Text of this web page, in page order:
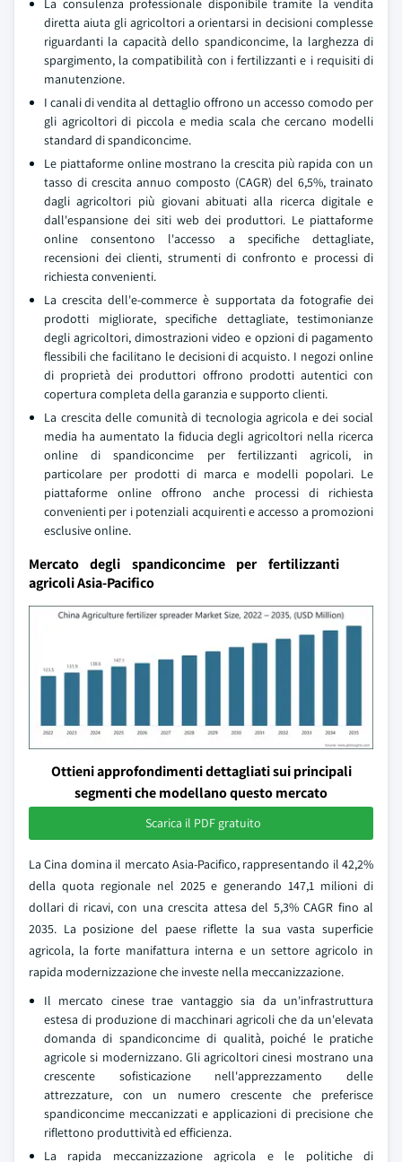
La consulenza professionale disponibile tramite la vendita
diretta aiuta gli agricoltori a orientarsi in decisioni complesse
riguardanti la capacità dello spandiconcime, la larghezza di
spargimento, la compatibilità con i fertilizzanti e i requisiti di
manutenzione.
I canali di vendita al dettaglio offrono un accesso comodo per
gli agricoltori di piccola e media scala che cercano modelli
standard di spandiconcime.
Le piattaforme online mostrano la crescita più rapida con un
tasso di crescita annuo composto (CAGR) del 6,5%, trainato
dagli agricoltori più giovani abituati alla ricerca digitale e
dall'espansione dei siti web dei produttori. Le piattaforme
online consentono l'accesso a specifiche dettagliate,
recensioni dei clienti, strumenti di confronto e processi di
richiesta convenienti.
La crescita dell'e-commerce è supportata da fotografie dei
prodotti migliorate, specifiche dettagliate, testimonianze
degli agricoltori, dimostrazioni video e opzioni di pagamento
flessibili che facilitano le decisioni di acquisto. I negozi online
di proprietà dei produttori offrono prodotti autentici con
copertura completa della garanzia e supporto clienti.
La crescita delle comunità di tecnologia agricola e dei social
media ha aumentato la fiducia degli agricoltori nella ricerca
online di spandiconcime per fertilizzanti agricoli, in
particolare per prodotti di marca e modelli popolari. Le
piattaforme online offrono anche processi di richiesta
convenienti per i potenziali acquirenti e accesso a promozioni
esclusive online.
Mercato degli spandiconcime per fertilizzanti
agricoli Asia-Pacifico
Ottieni approfondimenti dettagliati sui principali
segmenti che modellano questo mercato
Scarica il PDF gratuito
La Cina domina il mercato Asia-Pacifico, rappresentando il 42,2%
della quota regionale nel 2025 e generando 147,1 milioni di
dollari di ricavi, con una crescita attesa del 5,3% CAGR fino al
2035. La posizione del paese riflette la sua vasta superficie
agricola, la forte manifattura interna e un settore agricolo in
rapida modernizzazione che investe nella meccanizzazione.
Il mercato cinese trae vantaggio sia da un'infrastruttura
estesa di produzione di macchinari agricoli che da un'elevata
domanda di spandiconcime di qualità, poiché le pratiche
agricole si modernizzano. Gli agricoltori cinesi mostrano una
crescente sofisticazione nell'apprezzamento delle
attrezzature, con un numero crescente che preferisce
spandiconcime meccanizzati e applicazioni di precisione che
riflettono produttività ed efficienza.
La rapida meccanizzazione agricola e le politiche di